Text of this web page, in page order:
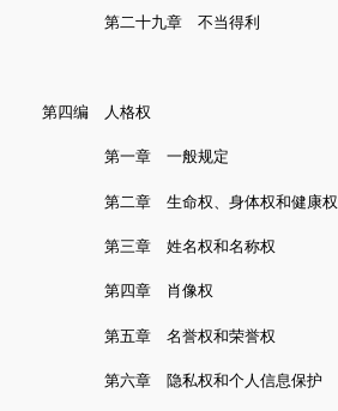
第二十九章 不当得利
第四编 人格权
第一章 一般规定
第二章 生命权、身体权和健康权
第三章 姓名权和名称权
第四章 肖像权
第五章 名誉权和荣誉权
第六章 隐私权和个人信息保护